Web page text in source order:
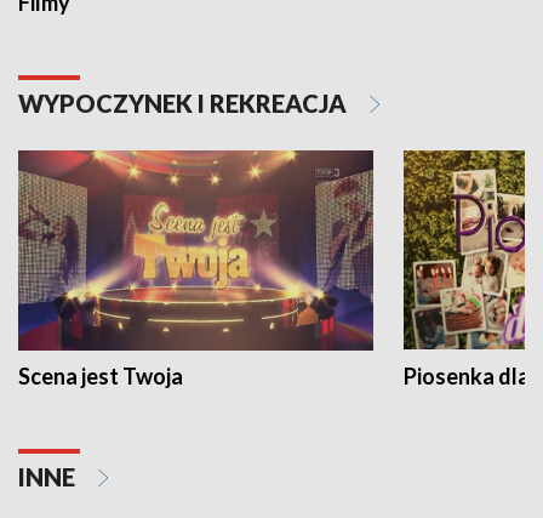
WYPOCZYNEK I REKREACJA
Scena jest Twoja Piosenka dla
INNE